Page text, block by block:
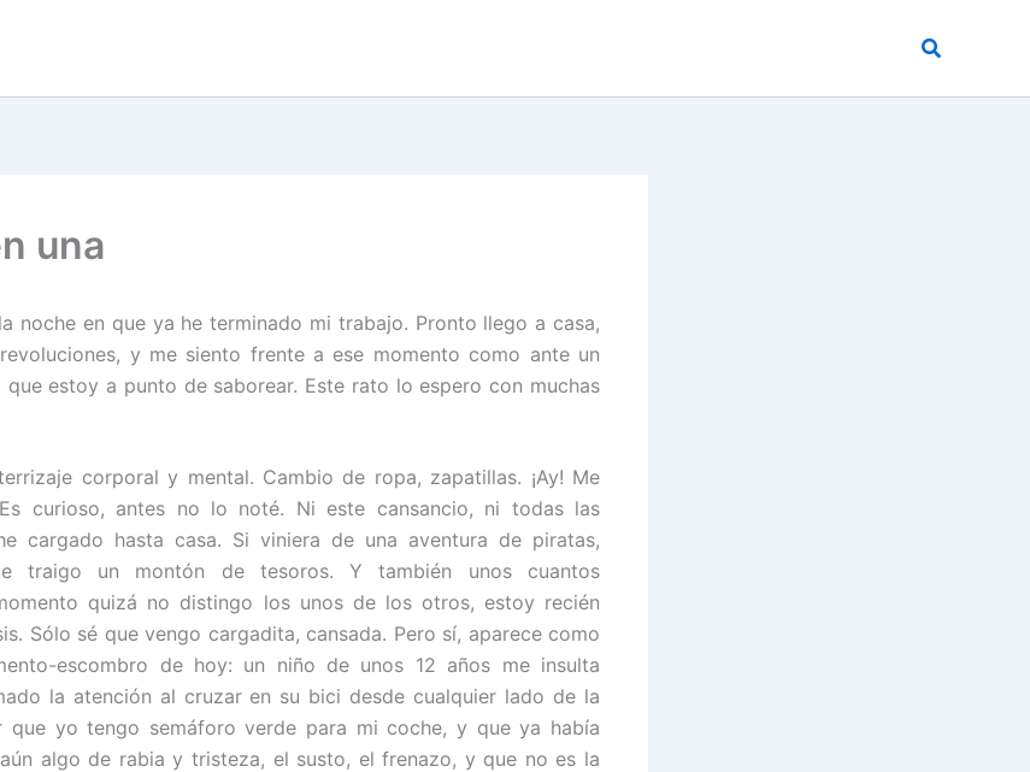
Buscar
una
noche en que ya he terminado mi trabajo. Pronto llego a casa,
y me siento frente a ese momento como ante un
estoy a punto de saborear. Este rato lo espero con muchas
corporal y mental. Cambio de ropa, zapatillas. ¡Ay! Me
curioso, antes no lo noté. Ni este cansancio, ni todas las
cargado hasta casa. Si viniera de una aventura de piratas,
traigo un montón de tesoros. Y también unos cuantos
quizá no distingo los unos de los otros, estoy recién
Sólo sé que vengo cargadita, cansada. Pero sí, aparece como
escombro de hoy: un niño de unos 12 años me insulta
la atención al cruzar en su bici desde cualquier lado de la
que yo tengo semáforo verde para mi coche, y que ya había
algo de rabia y tristeza, el susto, el frenazo, y que no es la